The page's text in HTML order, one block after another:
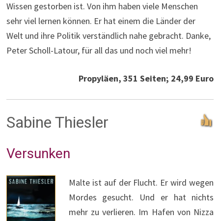
Wissen gestorben ist. Von ihm haben viele Menschen
sehr viel lernen können. Er hat einem die Länder der
Welt und ihre Politik verständlich nahe gebracht. Danke,
Peter Scholl-Latour, für all das und noch viel mehr!
Propyläen, 351 Seiten; 24,99 Euro
Sabine Thiesler
Versunken
Malte ist auf der Flucht. Er wird wegen
Mordes gesucht. Und er hat nichts
mehr zu verlieren. Im Hafen von Nizza